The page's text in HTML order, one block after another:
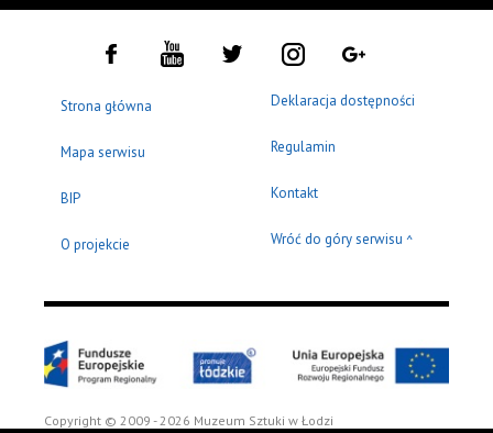
Strona główna
Mapa serwisu
BIP
O projekcie
Deklaracja dostępności
Regulamin
Kontakt
Wróć do góry serwisu ^
Copyright © 2009 - 2026 Muzeum Sztuki w Łodzi